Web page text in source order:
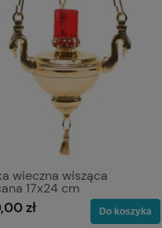
wieczna wisząca
17x24 cm
zł Do koszyka